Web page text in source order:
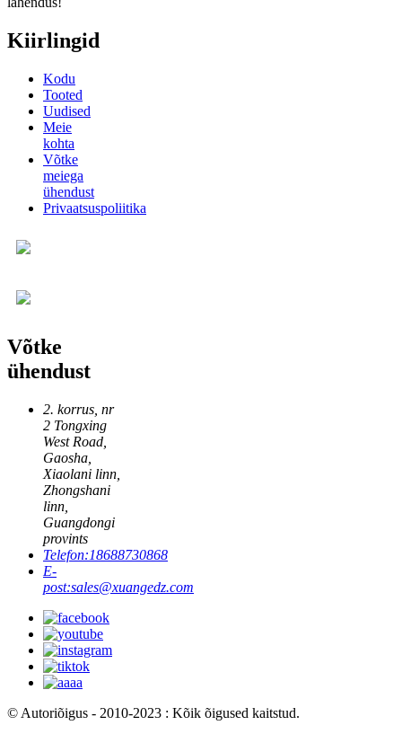
Kiirlingid
Kodu
Tooted
Uudised
Meie
kohta
Võtke
meiega
ühendust
Privaatsuspoliitika
Võtke
ühendust
2. korrus, nr
2 Tongxing
West Road,
Gaosha,
Xiaolani linn,
Zhongshani
linn,
Guangdongi
provints
Telefon:18688730868
E-
post:sales@xuangedz.com
© Autoriõigus - 2010-2023 : Kõik õigused kaitstud.